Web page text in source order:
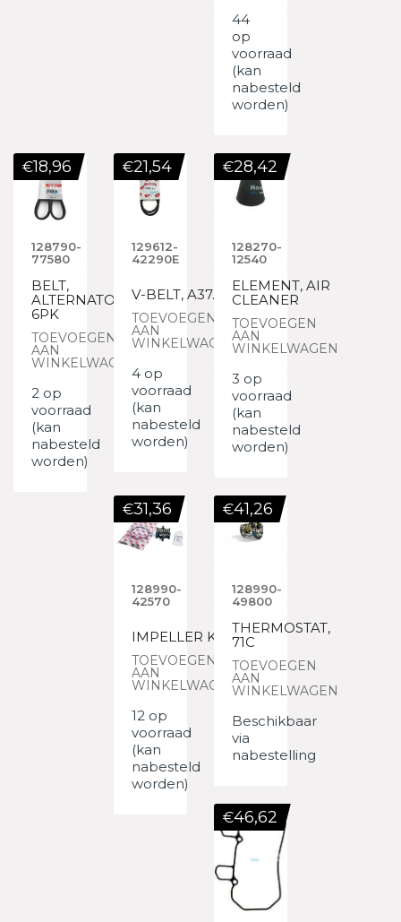
44
op
voorraad
(kan
nabesteld
worden)
128790-
77580
BELT,
ALTERNATOR
6PK
TOEVOEGEN
AAN
WINKELWAGEN
€18,96
2 op
voorraad
(kan
nabesteld
worden)
129612-
42290E
V-BELT, A37.5
TOEVOEGEN
AAN
WINKELWAGEN
€21,54
4 op
voorraad
(kan
nabesteld
worden)
128270-
12540
ELEMENT, AIR
CLEANER
TOEVOEGEN
AAN
WINKELWAGEN
€28,42
3 op
voorraad
(kan
nabesteld
worden)
128990-
42570
IMPELLER KIT
TOEVOEGEN
AAN
WINKELWAGEN
€31,36
12 op
voorraad
(kan
nabesteld
worden)
128990-
49800
THERMOSTAT,
71C
TOEVOEGEN
AAN
WINKELWAGEN
€41,26
Beschikbaar
via
nabestelling
€46,62